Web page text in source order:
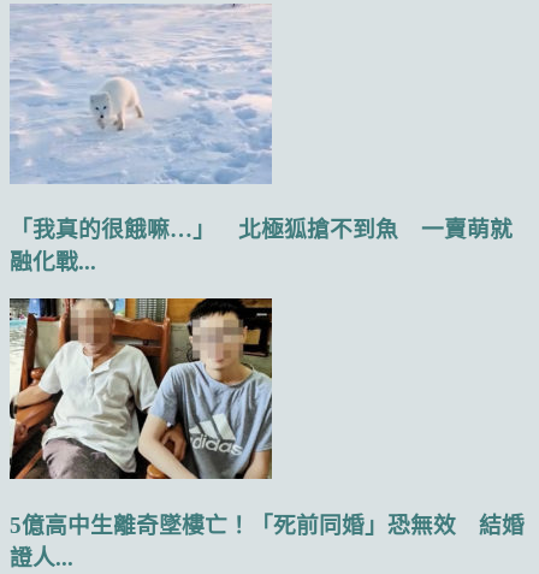
「我真的很餓嘛…」 北極狐搶不到魚 一賣萌就
融化戰...
5億高中生離奇墜樓亡！「死前同婚」恐無效 結婚
證人...